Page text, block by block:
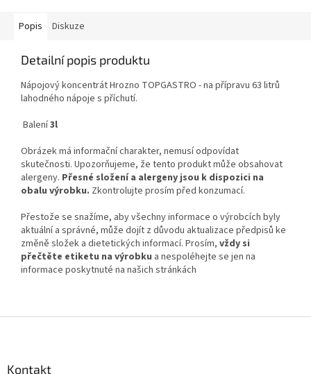
Popis Diskuze
Detailní popis produktu
Nápojový koncentrát Hrozno TOPGASTRO - na přípravu 63 litrů
lahodného nápoje s příchutí.
Balení3l
Obrázek má informační charakter, nemusí odpovídat
skutečnosti. Upozorňujeme, že tento produkt může obsahovat
alergeny. Přesné složení a alergeny jsou k dispozici na
obalu výrobku. Zkontrolujte prosím před konzumací.
Přestože se snažíme, aby všechny informace o výrobcích byly
aktuální a správné, může dojít z důvodu aktualizace předpisů ke
změně složek a dietetických informací. Prosím, vždy si
přečtěte etiketu na výrobku a nespoléhejte se jen na
informace poskytnuté na našich stránkách
Kontakt